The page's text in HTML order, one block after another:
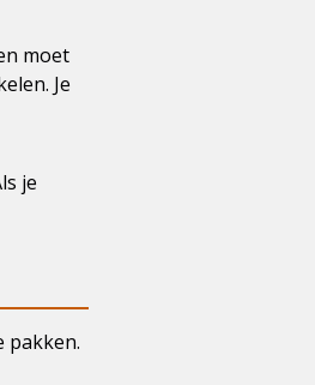
moet
Je
je
pakken.